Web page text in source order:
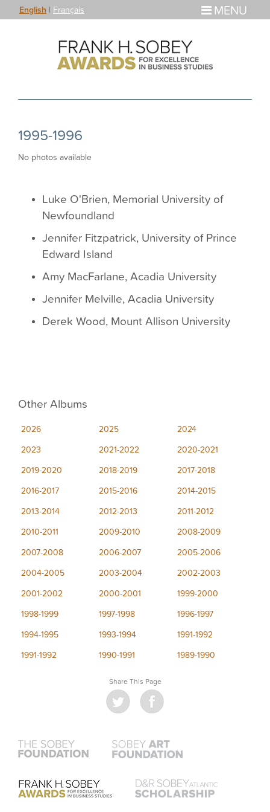
English | Français MENU
1995-1996
No photos available
Luke O'Brien, Memorial University of
Newfoundland
Jennifer Fitzpatrick, University of Prince
Edward Island
Amy MacFarlane, Acadia University
Jennifer Melville, Acadia University
Derek Wood, Mount Allison University
Other Albums
2026 2025
2024
2023
2021-2022
2020-2021
2019-2020
2018-2019
2017-2018
2016-2017
2015-2016
2014-2015
2013-2014
2012-2013
2011-2012
2010-2011
2009-2010
2008-2009
2007-2008
2006-2007
2005-2006
2004-2005
2003-2004
2002-2003
2001-2002
2000-2001
1999-2000
1998-1999
1997-1998
1996-1997
1994-1995
1993-1994
1991-1992
1991-1992
1990-1991 1989-1990
Share This Page